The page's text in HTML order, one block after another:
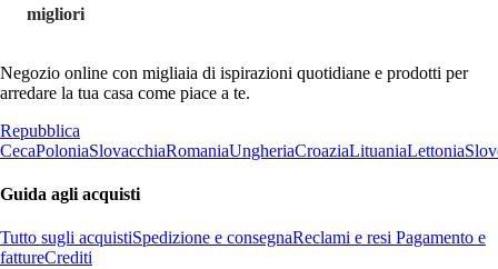
migliori
Negozio online con migliaia di ispirazioni quotidiane e prodotti per
arredare la tua casa come piace a te.
Repubblica
CecaPoloniaSlovacchiaRomaniaUngheriaCroaziaLituaniaLettonia
Guida agli acquisti
Tutto sugli acquistiSpedizione e consegnaReclami e resi Pagamento e
fattureCrediti